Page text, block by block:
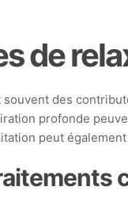
de
souvent des
profonde
peut